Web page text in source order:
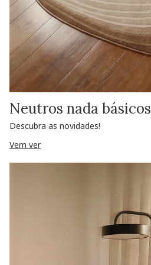
Neutros nada básicos
Descubra as novidades!
Vem ver